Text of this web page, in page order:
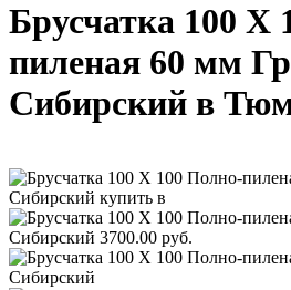
Брусчатка 100 Х
пиленая 60 мм
Сибирский в